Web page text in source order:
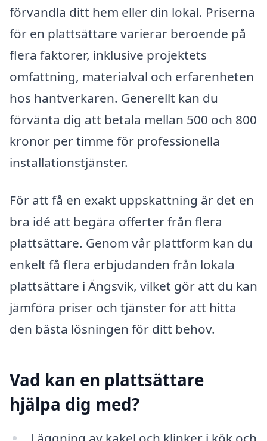
förvandla ditt hem eller din lokal. Priserna
för en plattsättare varierar beroende på
flera faktorer, inklusive projektets
omfattning, materialval och erfarenheten
hos hantverkaren. Generellt kan du
förvänta dig att betala mellan 500 och 800
kronor per timme för professionella
installationstjänster.
För att få en exakt uppskattning är det en
bra idé att begära offerter från flera
plattsättare. Genom vår plattform kan du
enkelt få flera erbjudanden från lokala
plattsättare i Ängsvik, vilket gör att du kan
jämföra priser och tjänster för att hitta
den bästa lösningen för ditt behov.
Vad kan en plattsättare
hjälpa dig med?